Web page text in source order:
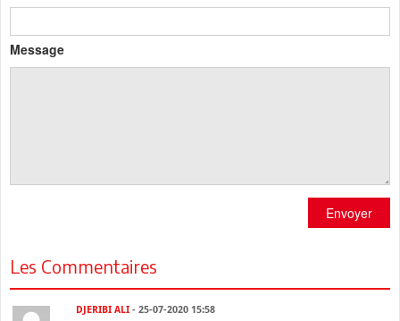
Message
Envoyer
Les Commentaires
DJERIBI ALI - 25-07-2020 15:58